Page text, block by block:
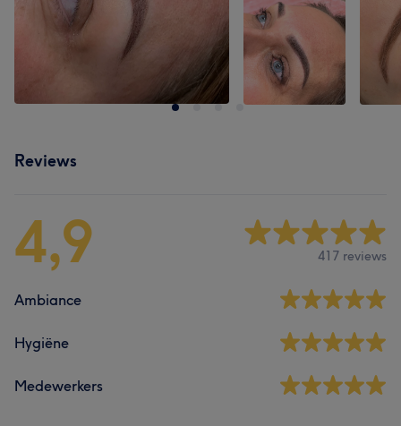
Reviews
4,9 417 reviews
Ambiance
Hygiëne
Medewerkers